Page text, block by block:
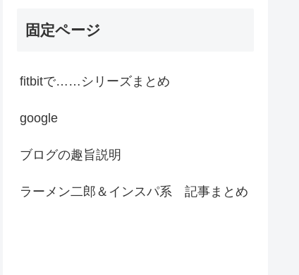
固定ページ
fitbitで……シリーズまとめ
google
ブログの趣旨説明
ラーメン二郎＆インスパ系 記事まとめ